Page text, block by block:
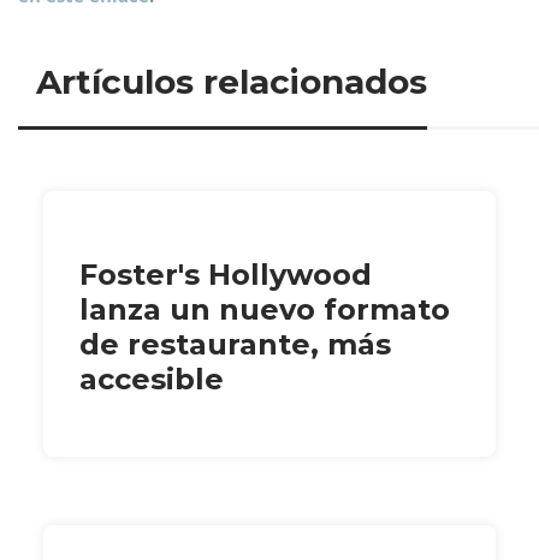
Artículos relacionados
Foster's Hollywood
lanza un nuevo formato
de restaurante, más
accesible